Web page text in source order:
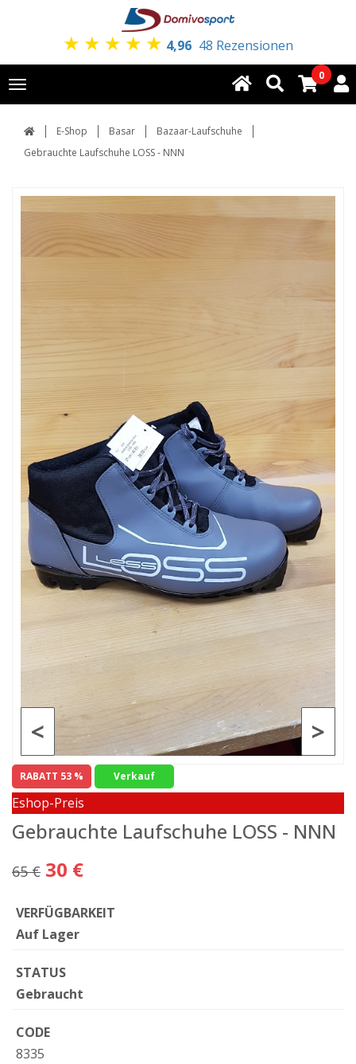
★ ★ ★ ★ ★ 4,96 48 Rezensionen
Toggle
navigation
0
E-Shop Basar
Bazaar-Laufschuhe
Gebrauchte Laufschuhe LOSS - NNN
>
<
RABATT 53 % Verkauf
Eshop-Preis
Gebrauchte Laufschuhe LOSS - NNN
65 € 30 €
VERFÜGBARKEIT
Auf Lager
STATUS
Gebraucht
CODE
8335